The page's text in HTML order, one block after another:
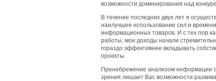
возможности доминирования над
В течение последних двух лет я
наилучшее использование сил и
информационных товаров. И с тех пор
работы, мои доходы начали
гораздо эффективнее вкладывать
проекты.
Пренебрежение анализом информации о
зрения лишает Вас возможности